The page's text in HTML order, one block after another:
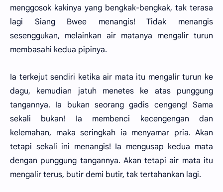
menggosok kakinya yang bengkak-bengkak, tak terasa
lagi Siang Bwee menangis! Tidak menangis
sesenggukan, melainkan air matanya mengalir turun
membasahi kedua pipinya.
Ia terkejut sendiri ketika air mata itu mengalir turun ke
dagu, kemudian jatuh menetes ke atas punggung
tangannya. Ia bukan seorang gadis cengeng! Sama
sekali bukan! Ia membenci kecengengan dan
kelemahan, maka seringkah ia menyamar pria. Akan
tetapi sekali ini menangis! Ia mengusap kedua mata
dengan punggung tangannya. Akan tetapi air mata itu
mengalir terus, butir demi butir, tak tertahankan lagi.